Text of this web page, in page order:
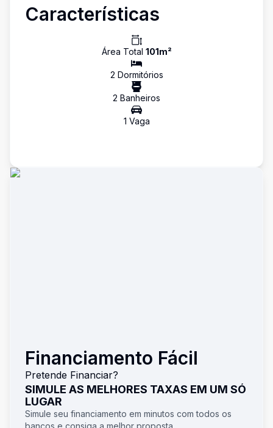
Características
Área Total 101m²
2 Dormitórios
2 Banheiros
1 Vaga
Financiamento Fácil
Pretende Financiar?
SIMULE AS MELHORES TAXAS EM UM SÓ
LUGAR
Simule seu financiamento em minutos com todos os
bancos e consiga a melhor proposta.